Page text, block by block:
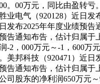
。00万元，同比由盈转亏
业电气（920128）近日发
发布2025年年度业绩预告
告通知布告，估计归属于
2，000万元～-1，600万
美邦科技（920471）近日
告通知布告，估计归属于
司股东的净利润650万元